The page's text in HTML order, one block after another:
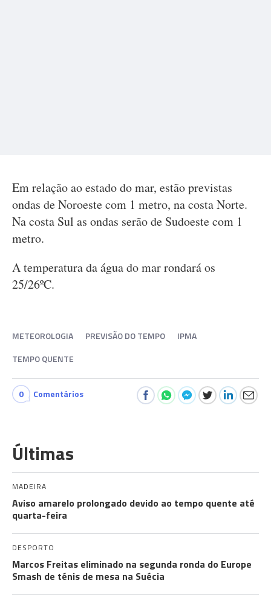
Em relação ao estado do mar, estão previstas
ondas de Noroeste com 1 metro, na costa Norte.
Na costa Sul as ondas serão de Sudoeste com 1
metro.
A temperatura da água do mar rondará os
25/26ºC.
METEOROLOGIA PREVISÃO DO TEMPO
IPMA
TEMPO QUENTE
0 Comentários
Últimas
MADEIRA
Aviso amarelo prolongado devido ao tempo quente até
quarta-feira
DESPORTO
Marcos Freitas eliminado na segunda ronda do Europe
Smash de ténis de mesa na Suécia